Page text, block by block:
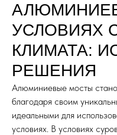
УСЛОВИЯХ
КЛИМАТА:
РЕШЕНИЯ
Алюминиевые мосты
благодаря своим
идеальными для
условиях. В условиях